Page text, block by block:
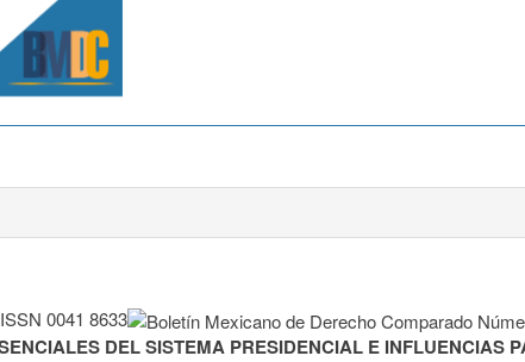
0041 8633
DEL SISTEMA PRESIDENCIAL E INFLUENCIAS